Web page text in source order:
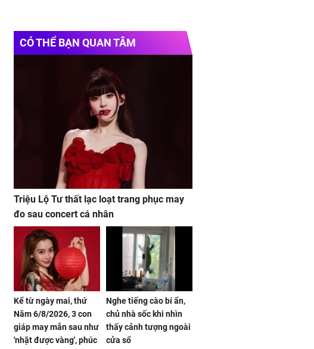
CÓ THỂ BẠN QUAN TÂM
Triệu Lộ Tư thất lạc loạt trang phục may
đo sau concert cá nhân
Kể từ ngày mai, thứ
Năm 6/8/2026, 3 con
giáp may mắn sau như
'nhặt được vàng', phúc
Nghe tiếng cào bí ẩn,
chủ nhà sốc khi nhìn
thấy cảnh tượng ngoài
cửa sổ